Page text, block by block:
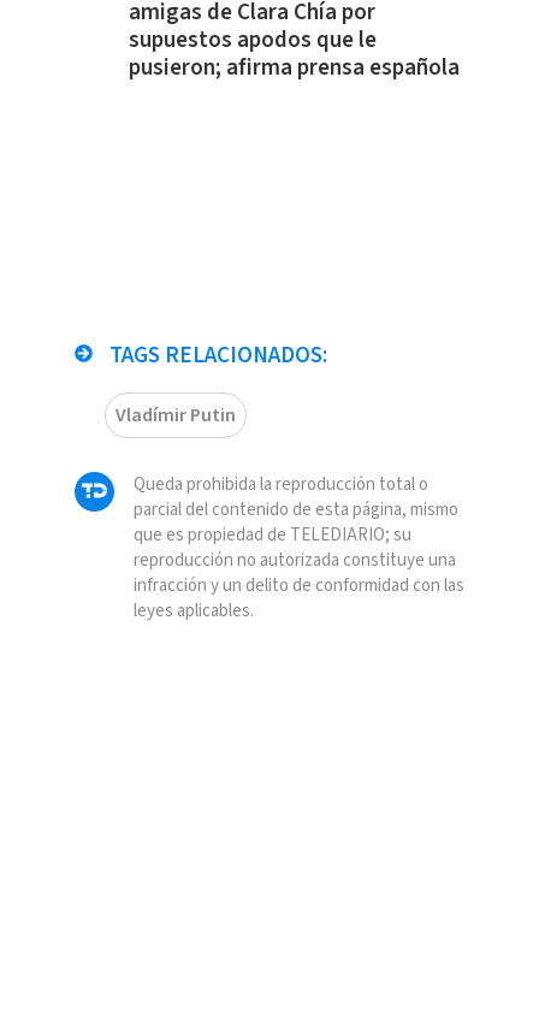
amigas de Clara Chía por
supuestos apodos que le
pusieron; afirma prensa española
TAGS RELACIONADOS:
Vladímir Putin
Queda prohibida la reproducción total o
parcial del contenido de esta página, mismo
que es propiedad de TELEDIARIO; su
reproducción no autorizada constituye una
infracción y un delito de conformidad con las
leyes aplicables.